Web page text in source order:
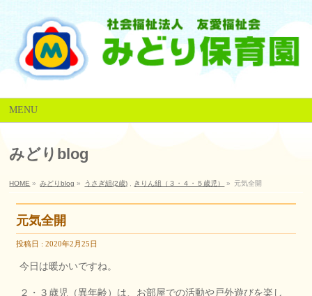
MENU
みどりblog
HOME » みどりblog » うさぎ組(2歳) きりん組（３・４・５歳児） » 元気全開
元気全開
投稿日 : 2020年2月25日
今日は暖かいですね。
２・３歳児（異年齢）は、お部屋での活動や戸外遊びを楽し